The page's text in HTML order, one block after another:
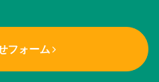
フォーム